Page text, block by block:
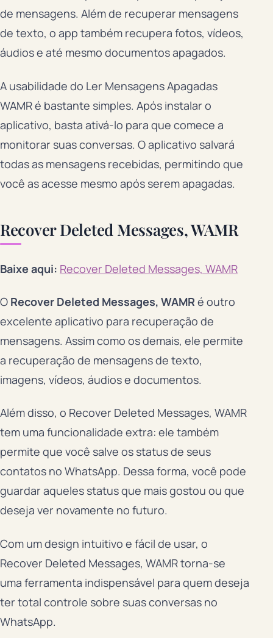
de mensagens. Além de recuperar mensagens
de texto, o app também recupera fotos, vídeos,
áudios e até mesmo documentos apagados.
A usabilidade do Ler Mensagens Apagadas
WAMR é bastante simples. Após instalar o
aplicativo, basta ativá-lo para que comece a
monitorar suas conversas. O aplicativo salvará
todas as mensagens recebidas, permitindo que
você as acesse mesmo após serem apagadas.
Recover Deleted Messages, WAMR
Baixe aqui: Recover Deleted Messages, WAMR
O Recover Deleted Messages, WAMR é outro
excelente aplicativo para recuperação de
mensagens. Assim como os demais, ele permite
a recuperação de mensagens de texto,
imagens, vídeos, áudios e documentos.
Além disso, o Recover Deleted Messages, WAMR
tem uma funcionalidade extra: ele também
permite que você salve os status de seus
contatos no WhatsApp. Dessa forma, você pode
guardar aqueles status que mais gostou ou que
deseja ver novamente no futuro.
Com um design intuitivo e fácil de usar, o
Recover Deleted Messages, WAMR torna-se
uma ferramenta indispensável para quem deseja
ter total controle sobre suas conversas no
WhatsApp.